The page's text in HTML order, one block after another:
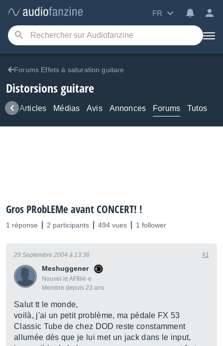
FR
Forums Effets à saturation guitare
Distorsions guitare
Articles Médias Avis Annonces Forums Tutos
Gros PRobLEMe avant CONCERT! !
1 réponse 2 participants 494 vues 1 follower
Meshuggener
Nouvel·le AFfilié·e
Membre depuis 23 ans
29 Septembre 2004 à 13:36 #1
Salut tt le monde,
voilà, j'ai un petit problème, ma pédale FX 53
Classic Tube de chez DOD reste constamment
allumée dès que je lui met un jack dans le input,